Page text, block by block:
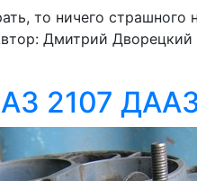
то ничего
Дмитрий
2107